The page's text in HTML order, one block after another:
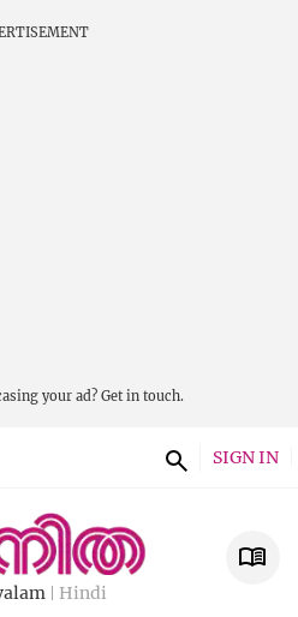
your ad? Get in touch.
SIGN IN
Hindi